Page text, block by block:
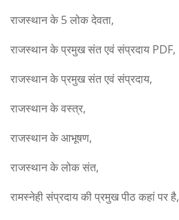
राजस्थान के 5 लोक देवता,
राजस्थान के प्रमुख संत एवं संप्रदाय PDF,
राजस्थान के प्रमुख संत एवं संप्रदाय,
राजस्थान के वस्त्र,
राजस्थान के आभूषण,
राजस्थान के लोक संत,
रामस्नेही संप्रदाय की प्रमुख पीठ कहां पर है,